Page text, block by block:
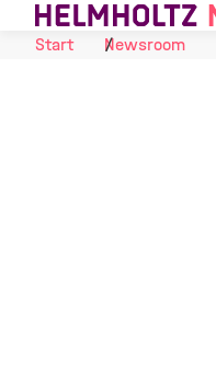
Skip to Content
Start
Newsroom